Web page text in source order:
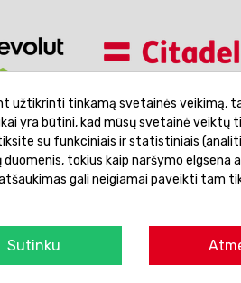
užtikrinti tinkamą svetainės veikimą,
yra būtini, kad mūsų svetainė veiktų
su funkciniais ir statistiniais
tokius kaip naršymo elgsena
gali neigiamai paveikti tam
Sutinku